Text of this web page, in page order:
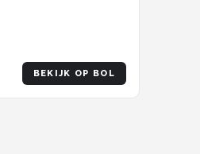
BEKIJK OP BOL